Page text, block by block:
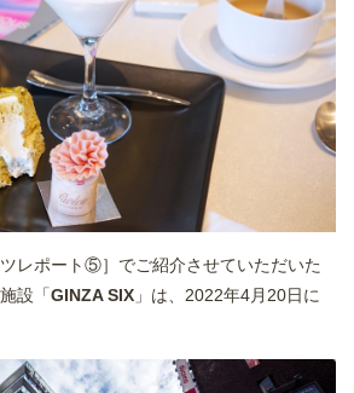
レポート⑤］でご紹介させていただいた
設「GINZA SIX 」は、2022年4月20日に